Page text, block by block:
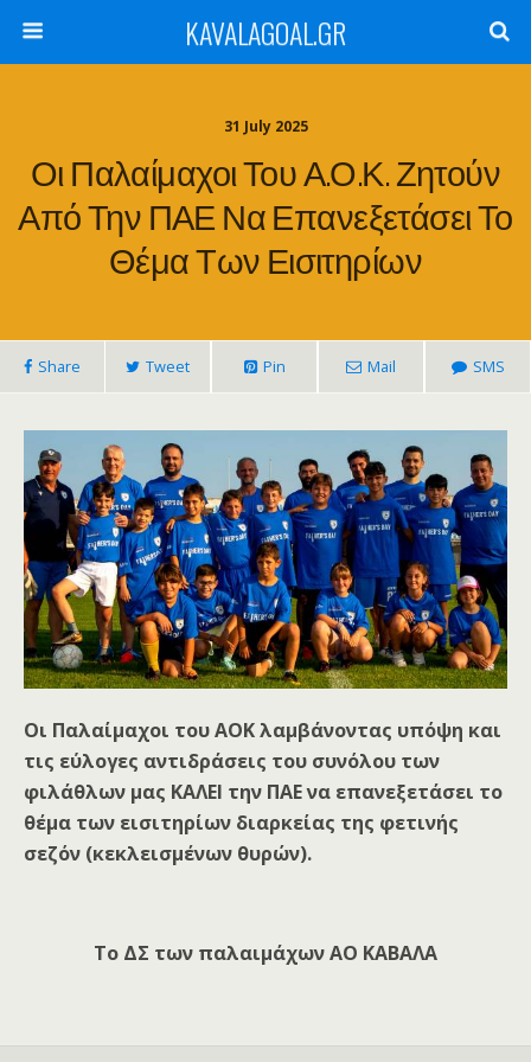
KAVALAGOAL.GR
31 July 2025
Οι Παλαίμαχοι Του Α.Ο.Κ. Ζητούν
Από Την ΠΑΕ Να Επανεξετάσει Το
Θέμα Των Εισιτηρίων
Share Tweet Pin Mail SMS
Οι Παλαίμαχοι του ΑΟΚ λαμβάνοντας υπόψη και
τις εύλογες αντιδράσεις του συνόλου των
φιλάθλων μας ΚΑΛΕΙ την ΠΑΕ να επανεξετάσει το
θέμα των εισιτηρίων διαρκείας της φετινής
σεζόν (κεκλεισμένων θυρών).
Το ΔΣ των παλαιμάχων ΑΟ ΚΑΒΑΛΑ